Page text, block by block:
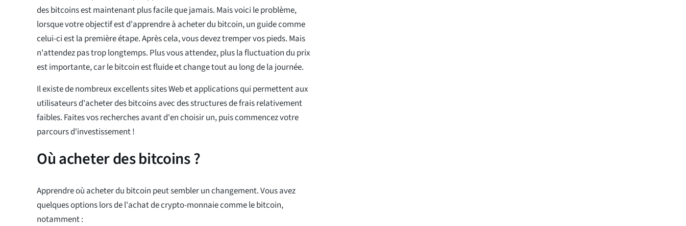
des bitcoins est maintenant plus facile que jamais. Mais voici le problème,
lorsque votre objectif est d'apprendre à acheter du bitcoin, un guide comme
celui-ci est la première étape. Après cela, vous devez tremper vos pieds. Mais
n'attendez pas trop longtemps. Plus vous attendez, plus la fluctuation du prix
est importante, car le bitcoin est fluide et change tout au long de la journée.
Il existe de nombreux excellents sites Web et applications qui permettent aux
utilisateurs d'acheter des bitcoins avec des structures de frais relativement
faibles. Faites vos recherches avant d'en choisir un, puis commencez votre
parcours d'investissement !
Où acheter des bitcoins ?
Apprendre où acheter du bitcoin peut sembler un changement. Vous avez
quelques options lors de l'achat de crypto-monnaie comme le bitcoin,
notamment :